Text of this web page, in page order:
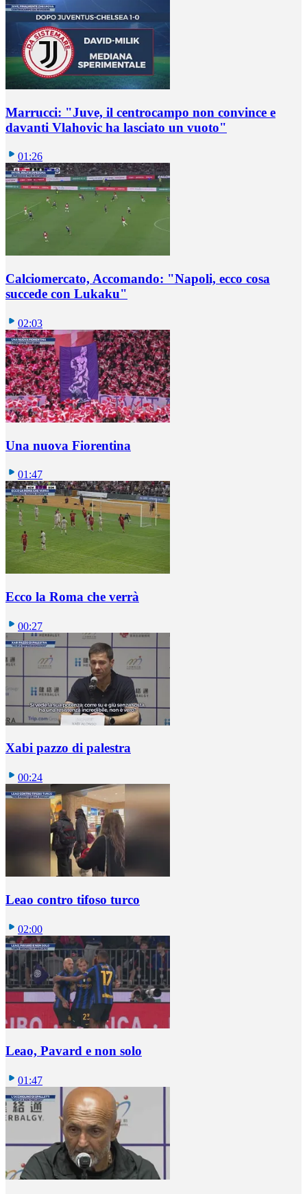
Marrucci: "Juve, il centrocampo non convince e
davanti Vlahovic ha lasciato un vuoto"
01:26
Calciomercato, Accomando: "Napoli, ecco cosa
succede con Lukaku"
02:03
Una nuova Fiorentina
01:47
Ecco la Roma che verrà
00:27
Xabi pazzo di palestra
00:24
Leao contro tifoso turco
02:00
Leao, Pavard e non solo
01:47